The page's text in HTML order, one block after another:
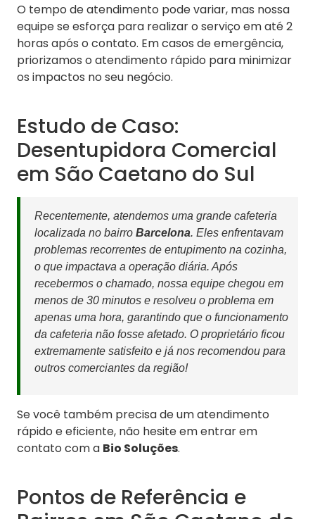
O tempo de atendimento pode variar, mas nossa
equipe se esforça para realizar o serviço em até 2
horas após o contato. Em casos de emergência,
priorizamos o atendimento rápido para minimizar
os impactos no seu negócio.
Estudo de Caso:
Desentupidora Comercial
em São Caetano do Sul
Recentemente, atendemos uma grande cafeteria
localizada no bairro Barcelona. Eles enfrentavam
problemas recorrentes de entupimento na cozinha,
o que impactava a operação diária. Após
recebermos o chamado, nossa equipe chegou em
menos de 30 minutos e resolveu o problema em
apenas uma hora, garantindo que o funcionamento
da cafeteria não fosse afetado. O proprietário ficou
extremamente satisfeito e já nos recomendou para
outros comerciantes da região!
Se você também precisa de um atendimento
rápido e eficiente, não hesite em entrar em
contato com a Bio Soluções.
Pontos de Referência e